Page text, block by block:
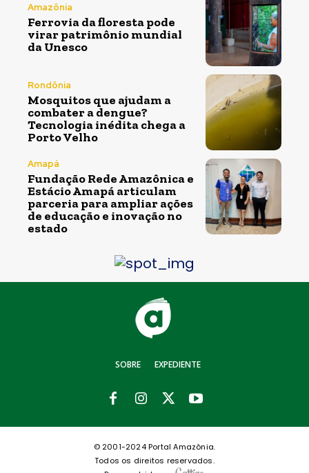
Amazônia
Ferrovia da floresta pode
virar patrimônio mundial
da Unesco
Rondônia
Mosquitos que ajudam a
combater a dengue?
Tecnologia inédita chega a
Porto Velho
Amapá
Fundação Rede Amazônica e
Estácio Amapá articulam
parceria para ampliar ações
de educação e inovação no
estado
SOBRE EXPEDIENTE
© 2001-2024 Portal Amazônia.
Todos os direitos reservados.